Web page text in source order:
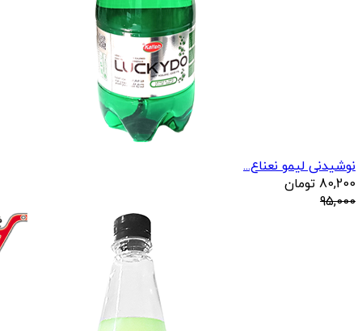
نوشیدنی لیمو نعناع...
80,200 تومان
95,000